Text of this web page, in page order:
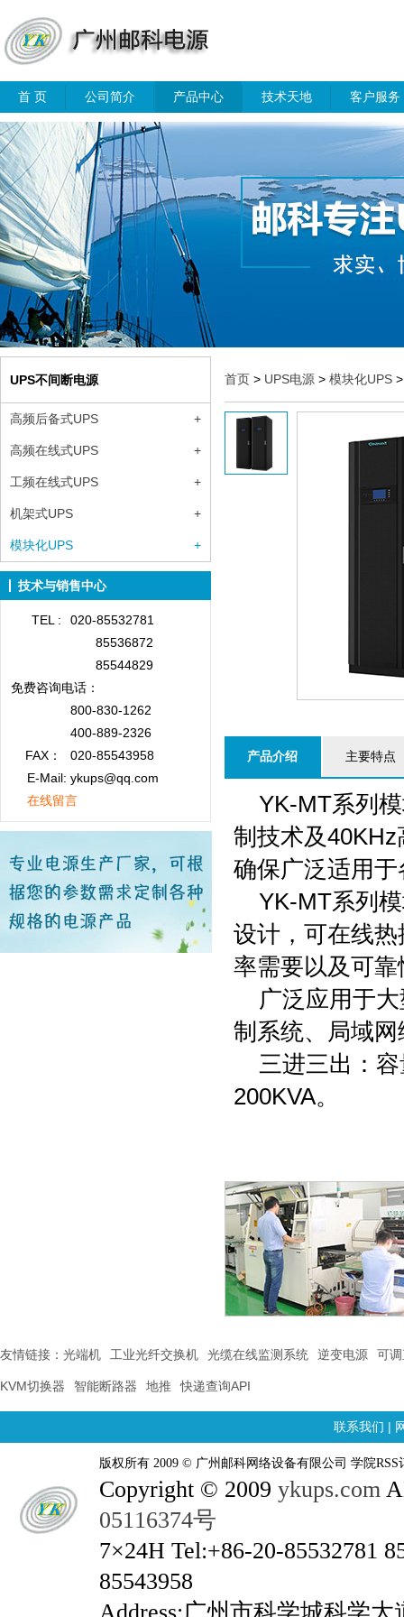
首 页 公司简介 产品中心 技术天地 客户服务
UPS不间断电源
+
高频后备式UPS
+
高频在线式UPS
+
工频在线式UPS
+
机架式UPS
+
模块化UPS
技术与销售中心
TEL :
020-85532781
85536872
85544829
免费咨询电话：
800-830-1262
400-889-2326
FAX：
020-85543958
E-Mail: ykups@qq.com
在线留言
首页 > UPS电源 > 模块化UPS
产品介绍 主要特点
YK-MT系列模
制技术及
确保广泛适用
YK-MT系列模
设计，可在线
率需要以及可
广泛应用于大
制系统、局域
三进三出：容
200KVA。
友情链接： 光端机 工业光纤交换机 光缆在线监测系统 逆变电源 可
KVM切换器 智能断路器 地推 快递查询API
联系我们 |
版权所有 2009 © 广州邮科网络设备有限公司 学院RSS
Copyright © 2009 ykups.com
05116374号
7×24H Tel:+86-20-85532781
85543958